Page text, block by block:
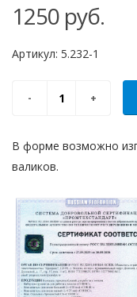
1250 руб.
Артикул: 5.232-1
В форме возможно
валиков.